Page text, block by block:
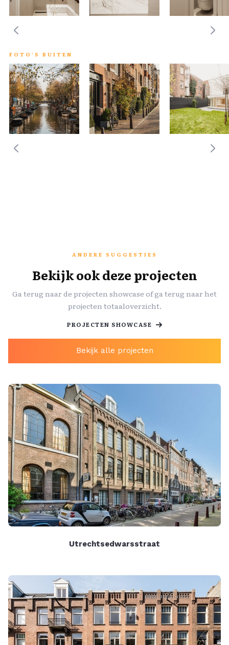
FOTO'S BUITEN
ANDERE SUGGESTIES
Bekijk ook deze projecten
Ga terug naar de projecten showcase of ga terug naar het
projecten totaaloverzicht.
PROJECTEN SHOWCASE
Bekijk alle projecten
Utrechtsedwarsstraat